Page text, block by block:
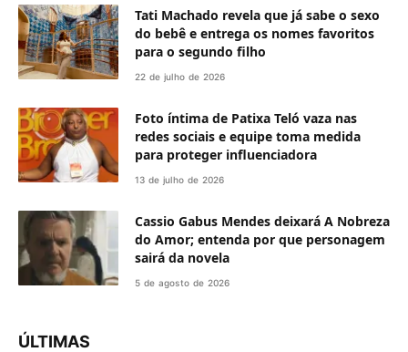
Tati Machado revela que já sabe o sexo
do bebê e entrega os nomes favoritos
para o segundo filho
22 de julho de 2026
Foto íntima de Patixa Teló vaza nas
redes sociais e equipe toma medida
para proteger influenciadora
13 de julho de 2026
Cassio Gabus Mendes deixará A Nobreza
do Amor; entenda por que personagem
sairá da novela
5 de agosto de 2026
ÚLTIMAS